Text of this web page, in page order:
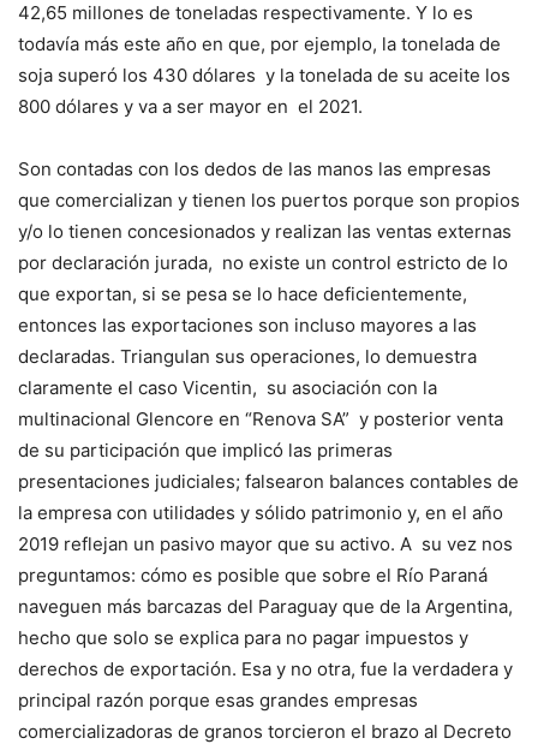
42,65 millones de toneladas respectivamente. Y lo es
todavía más este año en que, por ejemplo, la tonelada de
soja superó los 430 dólares y la tonelada de su aceite los
800 dólares y va a ser mayor en el 2021.
Son contadas con los dedos de las manos las empresas
que comercializan y tienen los puertos porque son propios
y/o lo tienen concesionados y realizan las ventas externas
por declaración jurada, no existe un control estricto de lo
que exportan, si se pesa se lo hace deficientemente,
entonces las exportaciones son incluso mayores a las
declaradas. Triangulan sus operaciones, lo demuestra
claramente el caso Vicentin, su asociación con la
multinacional Glencore en “Renova SA” y posterior venta
de su participación que implicó las primeras
presentaciones judiciales; falsearon balances contables de
la empresa con utilidades y sólido patrimonio y, en el año
2019 reflejan un pasivo mayor que su activo. A su vez nos
preguntamos: cómo es posible que sobre el Río Paraná
naveguen más barcazas del Paraguay que de la Argentina,
hecho que solo se explica para no pagar impuestos y
derechos de exportación. Esa y no otra, fue la verdadera y
principal razón porque esas grandes empresas
comercializadoras de granos torcieron el brazo al Decreto